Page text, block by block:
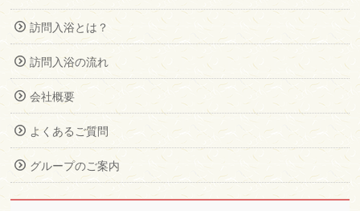
訪問入浴とは？
訪問入浴の流れ
会社概要
よくあるご質問
グループのご案内